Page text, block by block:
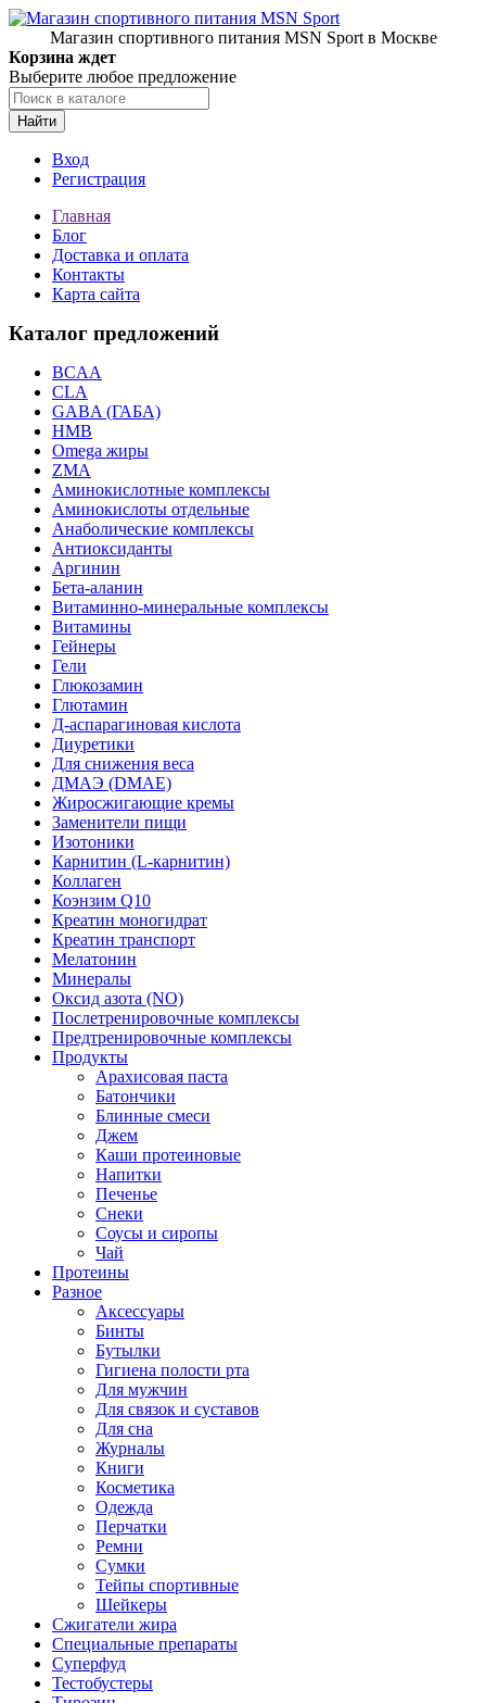
Магазин спортивного питания MSN Sport в Москве
Корзина ждет
Выберите любое предложение
Найти
Вход
Регистрация
Главная
Блог
Доставка и оплата
Контакты
Карта сайта
Каталог предложений
BCAA
CLA
GABA (ГАБА)
HMB
Omega жиры
ZMA
Аминокислотные комплексы
Аминокислоты отдельные
Анаболические комплексы
Антиоксиданты
Аргинин
Бета-аланин
Витаминно-минеральные комплексы
Витамины
Гейнеры
Гели
Глюкозамин
Глютамин
Д-аспарагиновая кислота
Диуретики
Для снижения веса
ДМАЭ (DMAE)
Жиросжигающие кремы
Заменители пищи
Изотоники
Карнитин (L-карнитин)
Коллаген
Коэнзим Q10
Креатин моногидрат
Креатин транспорт
Мелатонин
Минералы
Оксид азота (NO)
Послетренировочные комплексы
Предтренировочные комплексы
Продукты
Арахисовая паста
Батончики
Блинные смеси
Джем
Каши протеиновые
Напитки
Печенье
Снеки
Соусы и сиропы
Чай
Протеины
Разное
Аксессуары
Бинты
Бутылки
Гигиена полости рта
Для мужчин
Для связок и суставов
Для сна
Журналы
Книги
Косметика
Одежда
Перчатки
Ремни
Сумки
Тейпы спортивные
Шейкеры
Сжигатели жира
Специальные препараты
Суперфуд
Тестобустеры